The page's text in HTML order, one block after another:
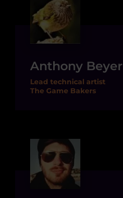
Anthony Beyer
Lead technical artist
The Game Bakers